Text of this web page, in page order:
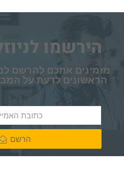
הירשמו
מזמינים אתכם להרשם
הראשונים לדעת על
הרשם